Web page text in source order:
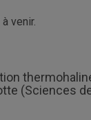
venir.
(Sciences